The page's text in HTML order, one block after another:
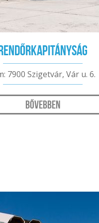
7900 Szigetvár, Vár u. 6.
Bővebben